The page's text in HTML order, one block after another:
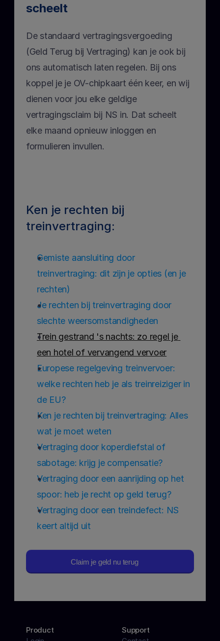
scheelt
De standaard vertragingsvergoeding
(Geld Terug bij Vertraging) kan je ook bij
ons automatisch laten regelen. Bij ons
koppel je je OV-chipkaart één keer, en wij
dienen voor jou elke geldige
vertragingsclaim bij NS in. Dat scheelt
elke maand opnieuw inloggen en
formulieren invullen.
Ken je rechten bij
treinvertraging:
Gemiste aansluiting door
treinvertraging: dit zijn je opties (en je
rechten)
Je rechten bij treinvertraging door
slechte weersomstandigheden
Trein gestrand 's nachts: zo regel je
een hotel of vervangend vervoer
Europese regelgeving treinvervoer:
welke rechten heb je als treinreiziger in
de EU?
Ken je rechten bij treinvertraging: Alles
wat je moet weten
Vertraging door koperdiefstal of
sabotage: krijg je compensatie?
Vertraging door een aanrijding op het
spoor: heb je recht op geld terug?
Vertraging door een treindefect: NS
keert altijd uit
Claim je geld nu terug
Product
Support